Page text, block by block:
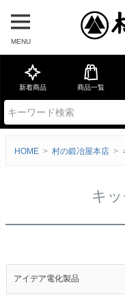
MENU
新着商品 商品一覧
HOME 村の鍛冶屋本店
キ
アイデア電化製品